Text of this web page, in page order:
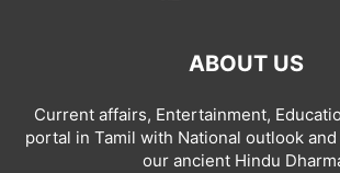
ABOUT US
Current affairs, Entertainment,
portal in Tamil with National outlook
our ancient Hindu